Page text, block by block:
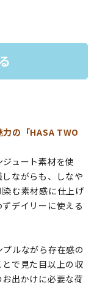
の「HASA TWO
ュート素材を使
ながらも、しなや
む素材感に仕上げ
デイリーに使える
ルながら存在感の
で見た目以上の収
出かけに必要な荷